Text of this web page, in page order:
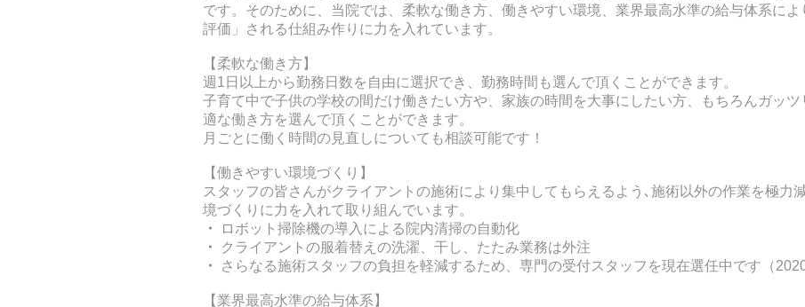
です。そのために、当院では、柔軟な働き方、働きやすい環境、業界最高水準の給与体系によ
評価」される仕組み作りに力を入れています。
【柔軟な働き方】
週1日以上から勤務日数を自由に選択でき、 勤務時間も選んで頂くことができます。
子育て中で子供の学校の間だけ働きたい方や、家族の時間を大事にしたい方、もちろんガッツ
適な働き方を選んで頂くことができます。
月ごとに働く時間の見直しについても相談可能です！
【働きやすい環境づくり】
スタッフの皆さんがクライアントの施術により集中してもらえるよう､施術以外の作業を極力
境づくりに力を入れて取り組んでいます。
・
ロボット掃除機の導入による院内清掃の自動化
・
クライアントの服着替えの洗濯、干し、たたみ業務は外注
・
さらなる施術スタッフの負担を軽減するため、専門の受付スタッフを現在選任中です（
【業界最高水準の給与体系】